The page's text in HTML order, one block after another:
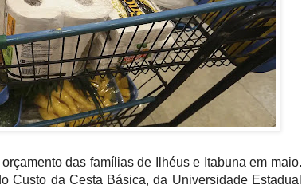
das famílias de Ilhéus e Itabuna em maio.
Custo da Cesta Básica, da Universidade Estadual